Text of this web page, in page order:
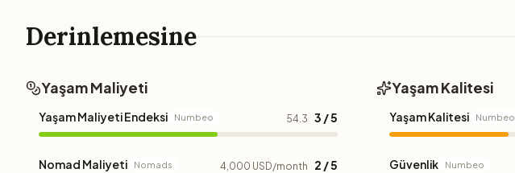
Derinlemesine
Yaşam Maliyeti
Yaşam Maliyeti Endeksi Numbeo 54.3 3 / 5
Nomad Maliyeti Nomads 4,000 USD/month 2 / 5
Yaşam Kalitesi
Yaşam Kalitesi Numbeo
Güvenlik Numbeo